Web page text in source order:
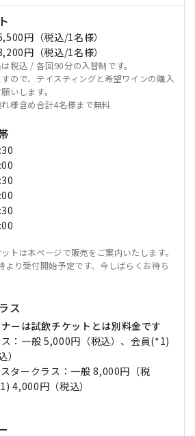
円（税込/1名様）
円（税込/1名様）
税込 / 各回90分の入替制です。
ので、テイスティングと希望ワインの購入
いします。
様含め合計4名様まで無料
トは本ページで販売をご案内いたします。
より受付開始予定です、今しばらくお待ち
ス
ーは試飲チケットとは別料金です
：一般 5,000円（税込）、会員(*1)
タークラス：一般 8,000円（税
4,000円（税込）